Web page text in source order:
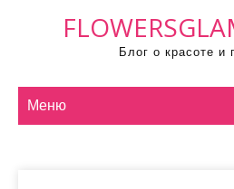
Блог о красоте и
Меню